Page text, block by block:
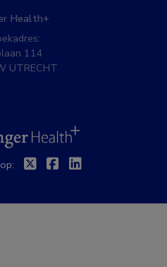
Health+
114
UTRECHT
BSL
TwitterFacebook
Linkedin